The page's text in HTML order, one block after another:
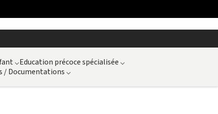
⌵Education précoce spécialisée ⌵
/ Documentations ⌵